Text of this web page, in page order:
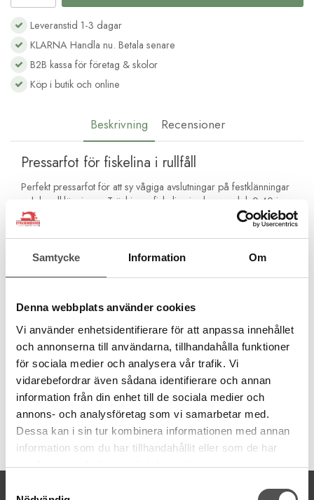
Samtycke Information Om
Denna webbplats använder cookies
Vi använder enhetsidentifierare för att anpassa innehållet
och annonserna till användarna, tillhandahålla funktioner
för sociala medier och analysera vår trafik. Vi
vidarebefordrar även sådana identifierare och annan
information från din enhet till de sociala medier och
annons- och analysföretag som vi samarbetar med.
Dessa kan i sin tur kombinera informationen med annan
information som du har tillhandahållit eller som de har
samlat in när du har använt deras tjänster.
Leveranstid 1-3 dagar
KLARNA Handla nu. Betala senare
B2B kassa för företag & skolor
Köp i butik och online
Beskrivning Recensioner
Pressarfot för fiskelina i rullfåll
Perfekt pressarfot för att sy vågiga avslutningar på festklänningar
och brudklänningar. Träd in en fiskelina i nylon grovlek 0,40 i
guideöglan för linan på pressarfoten. Ställ in overlockmaskinen
för 3-trådig rullfåll.
Snoddfoten kan också användas till andra tunnare snoddar och
snören och för andra ändamål.
MyLock 134D, 204, 454D, 534, 554D, 634, 644D, 734,
744D, 990
Air Thread 2000D
Artikelnummer:
202034005
KONTAKTA OSS